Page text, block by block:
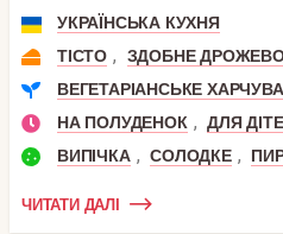
УКРАЇНСЬКА КУХНЯ
ТІСТО ,
ЗДОБНЕ
ВЕГЕТАРІАНСЬКЕ
НА ПОЛУДЕНОК , ДЛЯ
ВИПІЧКА , СОЛОДКЕ ,
ЧИТАТИ ДАЛІ